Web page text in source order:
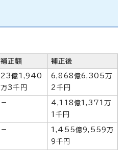
補正額 補正後
23億1,940
万3千円
6,868億6,305万
2千円
－
4,118億1,371万
1千円
－
1,455億9,559万
9千円